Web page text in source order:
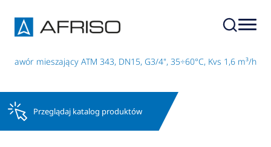
zawór mieszający ATM 343, DN15, G3/4", 35÷60°C, Kvs 1,6 m³/h
Przeglądaj katalog produktów